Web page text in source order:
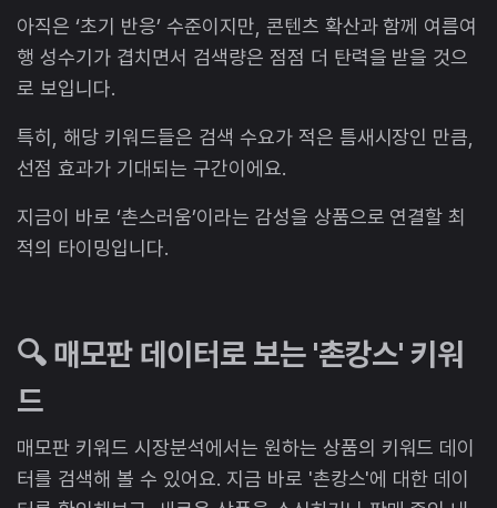
아직은 ‘초기 반응’ 수준이지만, 콘텐츠 확산과 함께 여름여
행 성수기가 겹치면서 검색량은 점점 더 탄력을 받을 것으
로 보입니다.
특히, 해당 키워드들은 검색 수요가 적은 틈새시장인 만큼,
선점 효과가 기대되는 구간이에요.
지금이 바로 ‘촌스러움’이라는 감성을 상품으로 연결할 최
적의 타이밍입니다.
🔍 매모판 데이터로 보는 '촌캉스' 키워
드
매모판 키워드 시장분석에서는 원하는 상품의 키워드 데이
터를 검색해 볼 수 있어요. 지금 바로 '촌캉스'에 대한 데이